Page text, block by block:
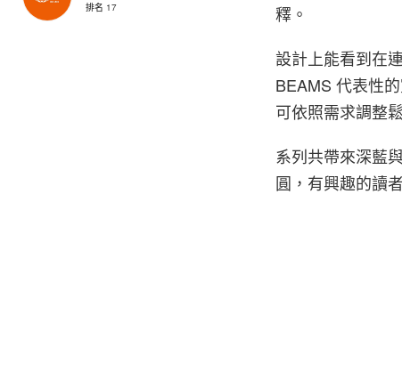
排名 17
釋。
設計上能看到在
BEAMS 代表性
可依照需求調整
系列共帶來深藍
圓，有興趣的讀